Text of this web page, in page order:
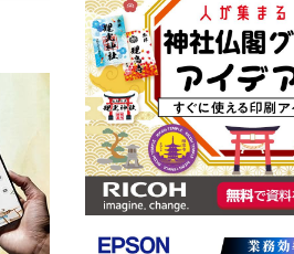
中古印刷機・製本機特集
2022 検査・